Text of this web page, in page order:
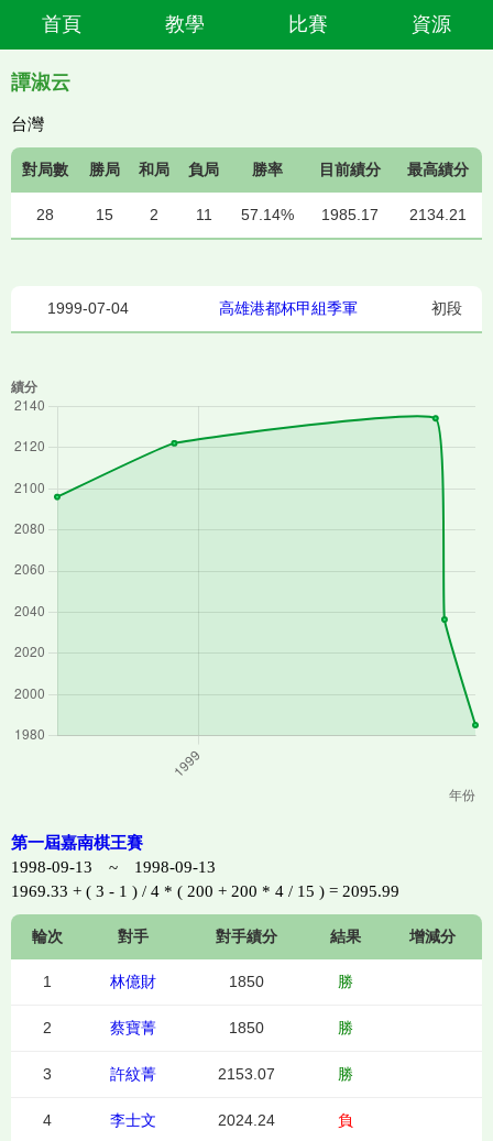
首頁 教學 比賽 資源
譚淑云
台灣
對局數 勝局 和局 負局 勝率 目前績分 最高績分
28 15 2 11 57.14% 1985.17 2134.21
1999-07-04 高雄港都杯甲組季軍 初段
第一屆嘉南棋王賽
1998-09-13 ~ 1998-09-13
1969.33 + ( 3 - 1 ) / 4 * ( 200 + 200 * 4 / 15 ) = 2095.99
輪次 對手 對手績分 結果 增減分
1 林億財 1850 勝
2 蔡寶菁 1850 勝
3 許紋菁 2153.07 勝
4 李士文 2024.24 負